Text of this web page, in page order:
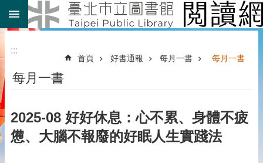
跳到主要內容區塊
:::
首頁 好書通報 每月一書 每月一書
每月一書
2025-08 好好休息：心不累、身體不疲
憊、大腦不報廢的好眠人生實踐法